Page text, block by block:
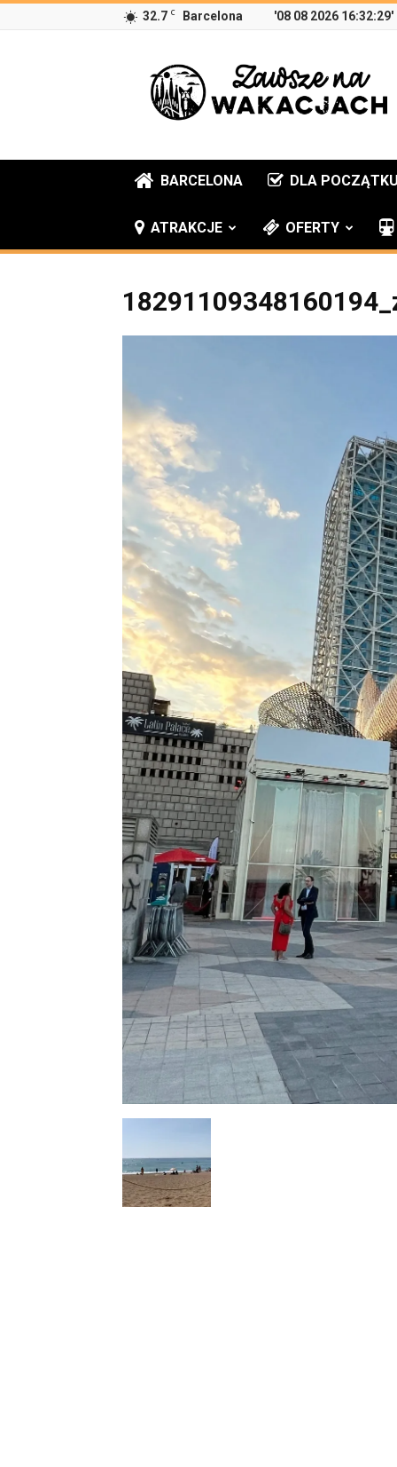
32.7 C Barcelona '08 08 2026 16:32:29'
Zawsze
na
wakacjach
BARCELONA DLA
ATRAKCJE OFERTY